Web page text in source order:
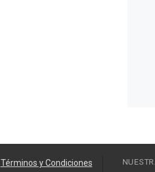
Términos y Condiciones